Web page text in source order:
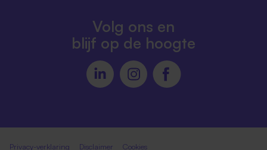
Volg ons en
blijf op de hoogte
Privacy-verklaring Disclaimer Cookies